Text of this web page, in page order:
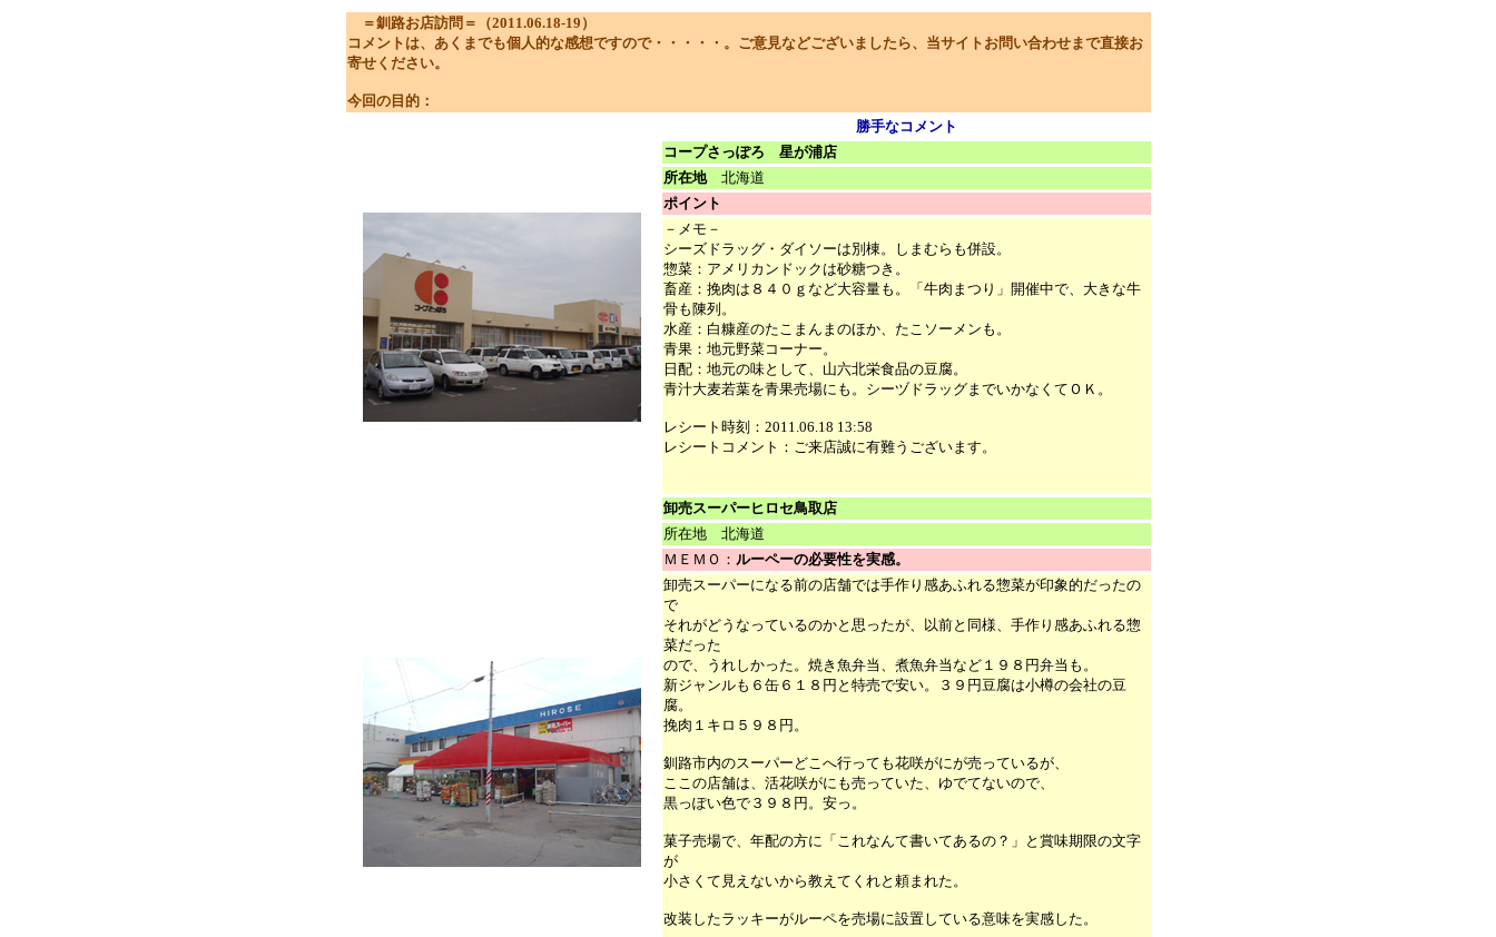
＝釧路お店訪問＝（2011.06.18-19）
コメントは、あくまでも個人的な感想ですので・・・・・。ご意見などございましたら、当サイトお問い合わせまで直接お
寄せください。
今回の目的：
勝手なコメント
コープさっぽろ 星が浦店
所在地北海道
ポイント
－メモ－
シーズドラッグ・ダイソーは別棟。しまむらも併設。
惣菜：アメリカンドックは砂糖つき。
畜産：挽肉は８４０ｇなど大容量も。「牛肉まつり」開催中で、大きな牛
骨も陳列。
水産：白糠産のたこまんまのほか、たこソーメンも。
青果：地元野菜コーナー。
日配：地元の味として、山六北栄食品の豆腐。
青汁大麦若葉を青果売場にも。シーヅドラッグまでいかなくてＯＫ。
レシート時刻：2011.06.18 13:58
レシートコメント：ご来店誠に有難うございます。
卸売スーパーヒロセ鳥取店
所在地 北海道
ＭＥＭＯ： ルーペーの必要性を実感。
卸売スーパーになる前の店舗では手作り感あふれる惣菜が印象的だったの
で
それがどうなっているのかと思ったが、以前と同様、手作り感あふれる惣
菜だった
ので、うれしかった。焼き魚弁当、煮魚弁当など１９８円弁当も。
新ジャンルも６缶６１８円と特売で安い。３９円豆腐は小樽の会社の豆
腐。
挽肉１キロ５９８円。
釧路市内のスーパーどこへ行っても花咲がにが売っているが、
ここの店舗は、活花咲がにも売っていた、ゆでてないので、
黒っぽい色で３９８円。安っ。
菓子売場で、年配の方に「これなんて書いてあるの？」と賞味期限の文字
が
小さくて見えないから教えてくれと頼まれた。
改装したラッキーがルーペを売場に設置している意味を実感した。